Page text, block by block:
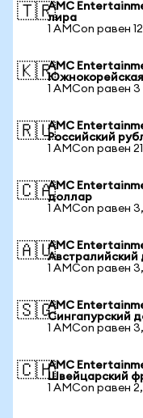
🇹🇷AMC
лира
1 AMCon равен
🇰🇷AMC
1 AMCon равен
🇷🇺AMC
Российский
1 AMCon равен
🇨🇦AMC
доллар
1 AMCon равен
🇦🇺AMC
Австралийский
1 AMCon равен
🇸🇬AMC
Сингапурский
1 AMCon равен
🇨🇭AMC
Швейцарский
1 AMCon равен